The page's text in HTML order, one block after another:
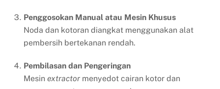
Penggosokan Manual atau Mesin Khusus
Noda dan kotoran diangkat menggunakan alat
pembersih bertekanan rendah.
Pembilasan dan Pengeringan
Mesin extractor menyedot cairan kotor dan